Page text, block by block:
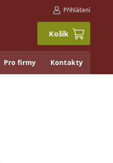
Přihlášení
Košík
Pro firmy Kontakty